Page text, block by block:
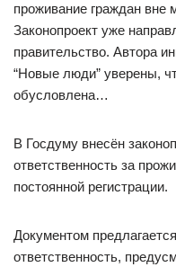
проживание граждан вне
Законопроект уже
правительство. Автора
“Новые люди” уверены,
обусловлена…
В Госдуму внесён
ответственность за
постоянной регистрации.
Документом
ответственность,